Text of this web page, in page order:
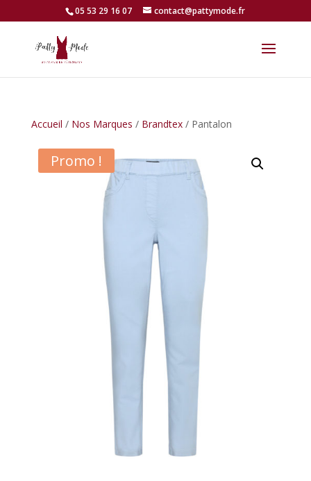
05 53 29 16 07 contact@pattymode.fr
Accueil / Nos Marques / Brandtex/ Pantalon
Promo !